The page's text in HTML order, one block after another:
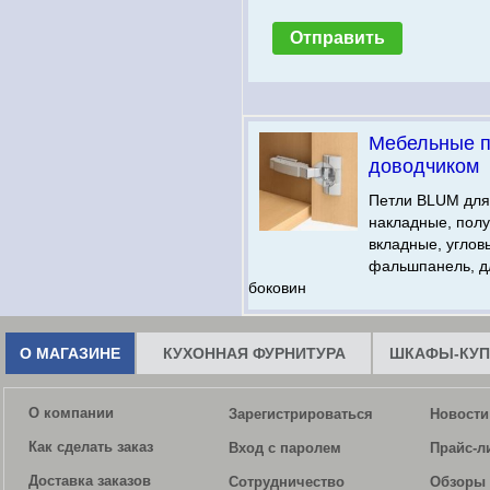
Мебельные
доводчиком
Петли BLUM
накладные,
вкладные,
фальшпанель,
боковин
О МАГАЗИНЕ КУХОННАЯ ФУРНИТУРА ШКАФЫ-
О компании
Как сделать заказ
Доставка заказов
Зарегистрироваться
Вход с паролем
Сотрудничество
Новости
Прайс-
Обзоры